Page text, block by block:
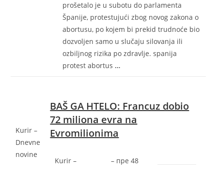
prošetalo je u subotu do parlamenta
Španije, protestujući zbog novog zakona o
abortusu, po kojem bi prekid trudnoće bio
dozvoljen samo u slučaju silovanja ili
ozbiljnog rizika po zdravlje. spanija
protest abortus …
Kurir –
Dnevne
novine
BAŠ GA HTELO: Francuz dobio
72 miliona evra na
Evromilionima
Kurir –
– ‎пре 48